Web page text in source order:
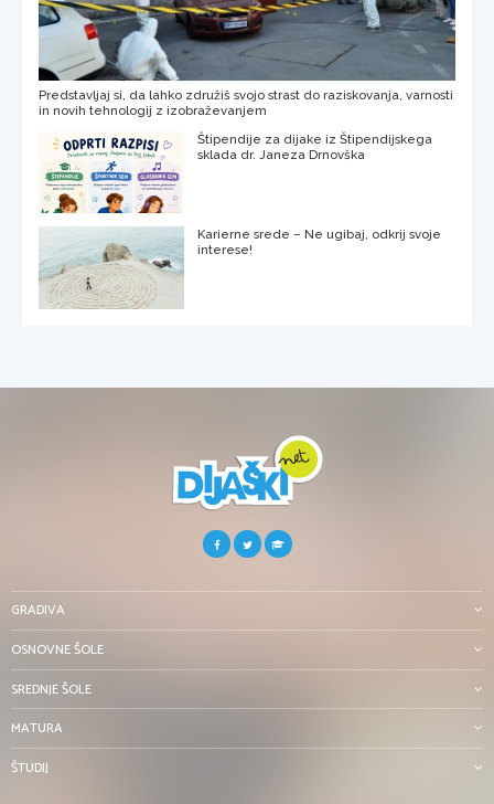
Predstavljaj si, da lahko združiš svojo strast do raziskovanja, varnosti
in novih tehnologij z izobraževanjem
Štipendije za dijake iz Štipendijskega
sklada dr. Janeza Drnovška
Karierne srede – Ne ugibaj, odkrij svoje
interese!
GRADIVA
OSNOVNE ŠOLE
SREDNJE ŠOLE
MATURA
ŠTUDIJ